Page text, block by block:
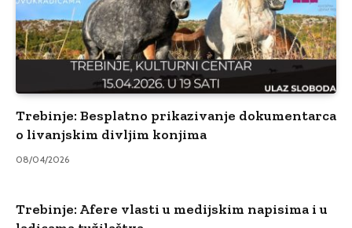
Trebinje: Besplatno prikazivanje dokumentarca
o livanjskim divljim konjima
08/04/2026
Trebinje: Afere vlasti u medijskim napisima i u